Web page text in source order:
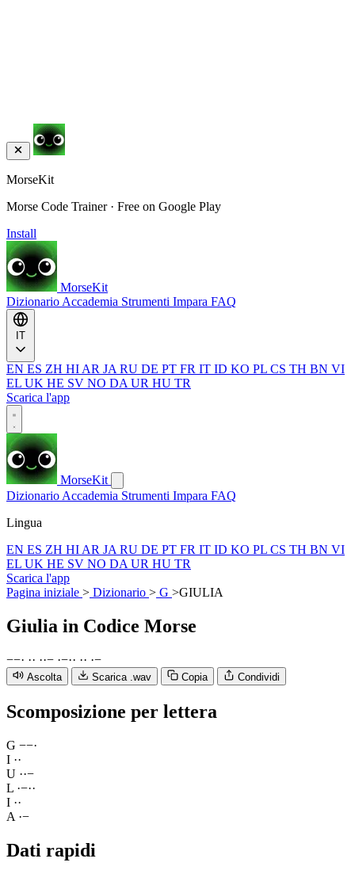
MorseKit
Morse Code Trainer · Free on Google Play
Install
MorseKit
Dizionario Accademia Strumenti Impara FAQ
EN ES ZH HI AR JA RU DE PT FR IT ID KO PL CS TH BN VI
EL UK HE SV NO DA UR HU TR
Scarica l'app
MorseKit
Dizionario Accademia Strumenti Impara FAQ
Lingua
EN ES ZH HI AR JA RU DE PT FR IT ID KO PL CS TH BN VI
EL UK HE SV NO DA UR HU TR
Scarica l'app
Pagina iniziale > Dizionario > G >GIULIA
Giulia in Codice Morse
−−· ·· ··− ·−·· ·· ·−
Ascolta Scarica .wav Copia Condividi
Scomposizione per lettera
G −−·
I ··
U ··−
L ·−··
I ··
A ·−
Dati rapidi